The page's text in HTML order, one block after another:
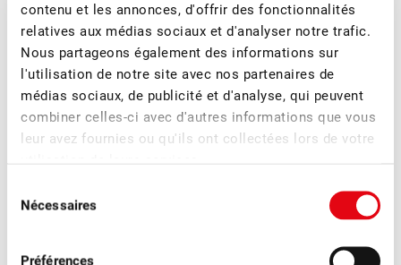
contenu et les annonces, d'offrir des fonctionnalités
relatives aux médias sociaux et d'analyser notre trafic.
Nous partageons également des informations sur
l'utilisation de notre site avec nos partenaires de
médias sociaux, de publicité et d'analyse, qui peuvent
combiner celles-ci avec d'autres informations que vous
leur avez fournies ou qu'ils ont collectées lors de votre
Nécessaires
Préférences
Jimmy Mariéthoz
Directeur
Plus d'actualités